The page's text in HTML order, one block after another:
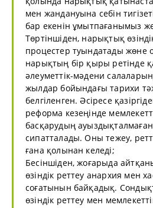
мен жандануына себін
бар екенін ұмытпағанымыз
Төртіншіден, нарықтық
процестер туындатады жөне
нарықтың бір қыры ретінде
әлеуметтік-мәдени
жылдар бойындағы тарихи
белгіленген. Әсіресе
реформа кезеңінде
басқарудың
сипатталады. Оны тежеу,
ғана қолынан келеді;
Бесіншіден, жоғарыда
өзіндік реттеу анархия мен
соғатынын байқадық.
өзіндік реттеу мен